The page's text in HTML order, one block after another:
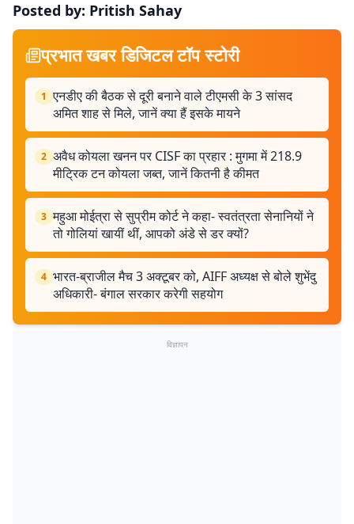
Posted by: Pritish Sahay
प्रभात खबर डिजिटल टॉप स्टोरी
1 एनडीए की बैठक से दूरी बनाने वाले टीएमसी के 3 सांसद
अमित शाह से मिले, जानें क्या हैं इसके मायने
2 अवैध कोयला खनन पर CISF का प्रहार : मुगमा में 218.9
मीट्रिक टन कोयला जब्त, जानें कितनी है कीमत
3 महुआ मोईत्रा से सुप्रीम कोर्ट ने कहा- स्वतंत्रता सेनानियों ने
तो गोलियां खायीं थीं, आपको अंडे से डर क्यों?
4 भारत-ब्राजील मैच 3 अक्टूबर को, AIFF अध्यक्ष से बोले शुभेंदु
अधिकारी- बंगाल सरकार करेगी सहयोग
विज्ञापन